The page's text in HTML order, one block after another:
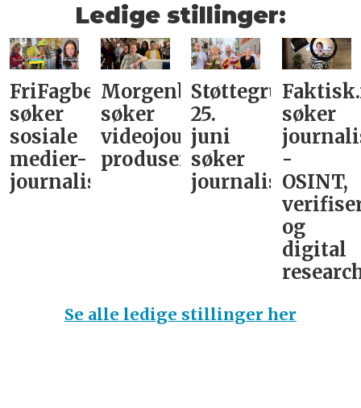
Ledige stillinger:
FriFagbevegelse
søker
sosiale
medier-
journalist
Morgenbladet
søker
videojournalist/podkast-
produsent
Støttegruppa
25.
juni
søker
journalist
søker
-
OSINT,
og
digital
Se alle ledige stillinger her